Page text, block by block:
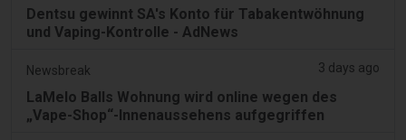
Dentsu gewinnt SA's Konto für Tabakentwöhnung
und Vaping-Kontrolle - AdNews
Newsbreak 3 days ago
LaMelo Balls Wohnung wird online wegen des
„Vape-Shop“-Innenaussehens aufgegriffen